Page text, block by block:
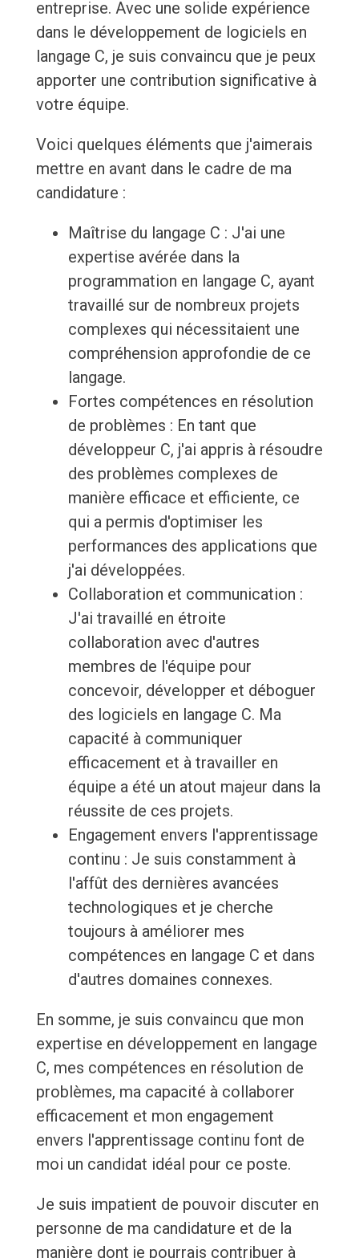
entreprise. Avec une solide expérience
dans le développement de logiciels en
langage C, je suis convaincu que je peux
apporter une contribution significative à
votre équipe.
Voici quelques éléments que j'aimerais
mettre en avant dans le cadre de ma
candidature :
Maîtrise du langage C : J'ai une
expertise avérée dans la
programmation en langage C, ayant
travaillé sur de nombreux projets
complexes qui nécessitaient une
compréhension approfondie de ce
langage.
Fortes compétences en résolution
de problèmes : En tant que
développeur C, j'ai appris à résoudre
des problèmes complexes de
manière efficace et efficiente, ce
qui a permis d'optimiser les
performances des applications que
j'ai développées.
Collaboration et communication :
J'ai travaillé en étroite
collaboration avec d'autres
membres de l'équipe pour
concevoir, développer et déboguer
des logiciels en langage C. Ma
capacité à communiquer
efficacement et à travailler en
équipe a été un atout majeur dans la
réussite de ces projets.
Engagement envers l'apprentissage
continu : Je suis constamment à
l'affût des dernières avancées
technologiques et je cherche
toujours à améliorer mes
compétences en langage C et dans
d'autres domaines connexes.
En somme, je suis convaincu que mon
expertise en développement en langage
C, mes compétences en résolution de
problèmes, ma capacité à collaborer
efficacement et mon engagement
envers l'apprentissage continu font de
moi un candidat idéal pour ce poste.
Je suis impatient de pouvoir discuter en
personne de ma candidature et de la
manière dont je pourrais contribuer à